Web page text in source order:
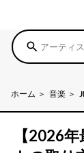
search
ホーム 音楽
【2026